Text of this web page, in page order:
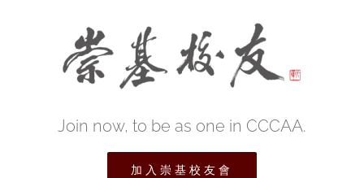
Join now, to be as one in CCCAA.
加入崇基校友會